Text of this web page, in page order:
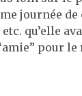
journée
qu’elle
pour